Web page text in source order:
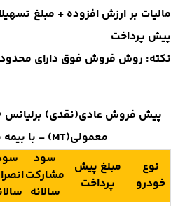
مالیات بر ارزش افزوده + مبلغ
پیش پرداخت
نکته: روش فروش فوق دارای
معمولی(MT) - با بیمه بدنه رایگان
نوع
خودرو
مبلغ پیش
پرداخت
سود
مشارکت
سالانه